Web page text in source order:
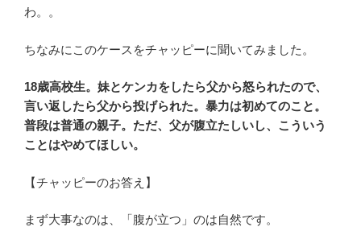
わ。。
ちなみにこのケースをチャッピーに聞いてみました。
18歳高校生。妹とケンカをしたら父から怒られたので、
言い返したら父から投げられた。暴力は初めてのこと。
普段は普通の親子。ただ、父が腹立たしいし、こういう
ことはやめてほしい。
【チャッピーのお答え】
まず大事なのは、「腹が立つ」のは自然です。